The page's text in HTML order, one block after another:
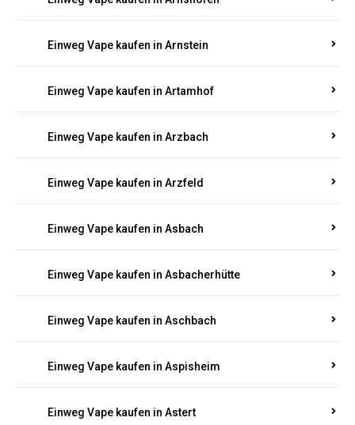
Einweg Vape kaufen in Arnstein
Einweg Vape kaufen in Artamhof
Einweg Vape kaufen in Arzbach
Einweg Vape kaufen in Arzfeld
Einweg Vape kaufen in Asbach
Einweg Vape kaufen in Asbacherhütte
Einweg Vape kaufen in Aschbach
Einweg Vape kaufen in Aspisheim
Einweg Vape kaufen in Astert